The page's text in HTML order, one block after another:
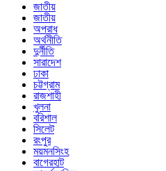
জাতীয়
জাতীয়
অপরাধ
অর্থনীতি
দুর্নীতি
সারাদেশ
ঢাকা
চট্টগ্রাম
রাজশাহী
খুলনা
বরিশাল
সিলেট
রংপুর
ময়মনসিংহ
বাগেরহাট